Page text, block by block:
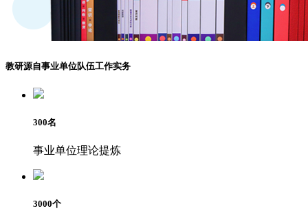
教研源自事业单位队伍工作实务
300名
事业单位理论提炼
3000个